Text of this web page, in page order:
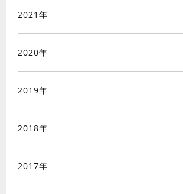
2021年
2020年
2019年
2018年
2017年